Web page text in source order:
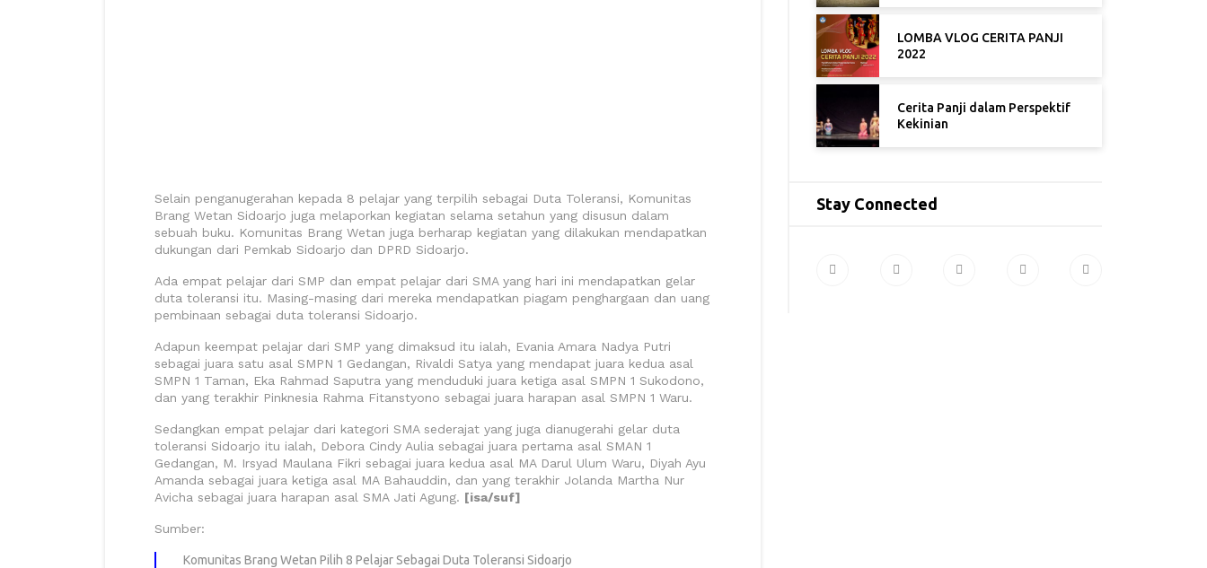
Selain penganugerahan kepada 8 pelajar yang terpilih sebagai Duta Toleransi, Komunitas
Brang Wetan Sidoarjo juga melaporkan kegiatan selama setahun yang disusun dalam
sebuah buku. Komunitas Brang Wetan juga berharap kegiatan yang dilakukan mendapatkan
dukungan dari Pemkab Sidoarjo dan DPRD Sidoarjo.
Ada empat pelajar dari SMP dan empat pelajar dari SMA yang hari ini mendapatkan gelar
duta toleransi itu. Masing-masing dari mereka mendapatkan piagam penghargaan dan uang
pembinaan sebagai duta toleransi Sidoarjo.
Adapun keempat pelajar dari SMP yang dimaksud itu ialah, Evania Amara Nadya Putri
sebagai juara satu asal SMPN 1 Gedangan, Rivaldi Satya yang mendapat juara kedua asal
SMPN 1 Taman, Eka Rahmad Saputra yang menduduki juara ketiga asal SMPN 1 Sukodono,
dan yang terakhir Pinknesia Rahma Fitanstyono sebagai juara harapan asal SMPN 1 Waru.
Sedangkan empat pelajar dari kategori SMA sederajat yang juga dianugerahi gelar duta
toleransi Sidoarjo itu ialah, Debora Cindy Aulia sebagai juara pertama asal SMAN 1
Gedangan, M. Irsyad Maulana Fikri sebagai juara kedua asal MA Darul Ulum Waru, Diyah Ayu
Amanda sebagai juara ketiga asal MA Bahauddin, dan yang terakhir Jolanda Martha Nur
Avicha sebagai juara harapan asal SMA Jati Agung. [isa/suf]
Sumber:
Komunitas Brang Wetan Pilih 8 Pelajar Sebagai Duta Toleransi Sidoarjo
LOMBA VLOG CERITA PANJI
2022
Cerita Panji dalam Perspektif
Kekinian
Stay Connected